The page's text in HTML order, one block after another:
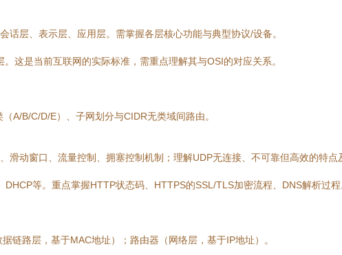
话层、表示层、应用层。需掌握各层核心功能与典型协议/设备。
这是当前互联网的实际标准，需重点理解其与OSI的对应关系。
A/B/C/D/E）、子网划分与CIDR无类域间路由。
滑动窗口、流量控制、拥塞控制机制；理解UDP无连接、不可靠但高效的特点
等。重点掌握HTTP状态码、HTTPS的SSL/TLS加密流程、DNS解析过程
链路层，基于MAC地址）；路由器（网络层，基于IP地址）。